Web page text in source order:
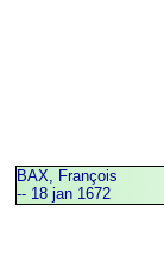
BAX, François
-- 18 jan 1672